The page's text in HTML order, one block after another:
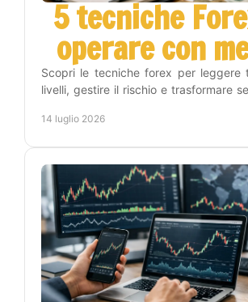
5 tecniche
operare con
Scopri le tecniche forex per leggere
livelli, gestire il rischio e trasformare
14 luglio 2026